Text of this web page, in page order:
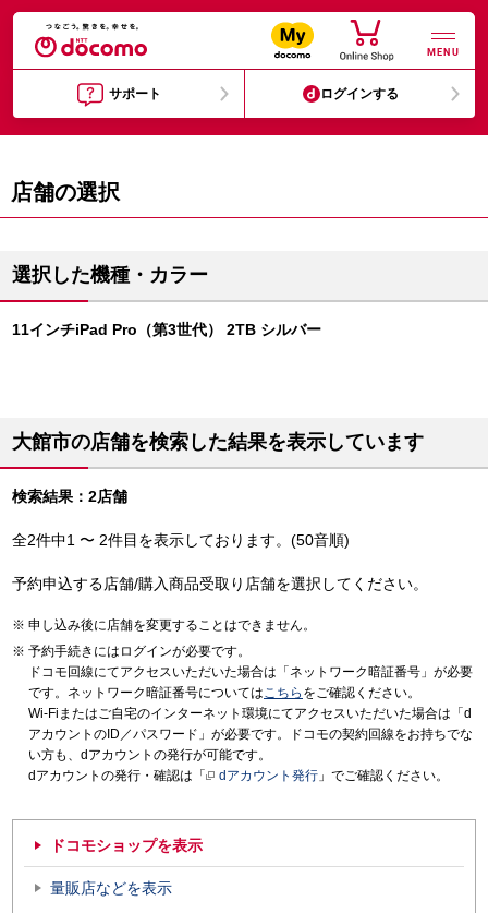
MENU
サポート ログインする
店舗の選択
選択した機種・カラー
11インチiPad Pro（第3世代） 2TB シルバー
大館市の店舗を検索した結果を表示しています
検索結果：2店舗
全2件中1 〜 2件目を表示しております。(50音順)
予約申込する店舗/購入商品受取り店舗を選択してください。
申し込み後に店舗を変更することはできません。
予約手続きにはログインが必要です。
ドコモ回線にてアクセスいただいた場合は「ネットワーク暗証番号」が必要
です。ネットワーク暗証番号についてはこちら をご確認ください。
Wi-Fiまたはご自宅のインターネット環境にてアクセスいただいた場合は「d
アカウントのID／パスワード」が必要です。ドコモの契約回線をお持ちでな
い方も、dアカウントの発行が可能です。
dアカウントの発行・確認は「
dアカウント発行 」でご確認ください。
ドコモショップを表示
量販店などを表示